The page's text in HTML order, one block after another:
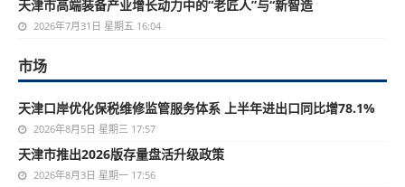
天津市高端装备产业增长动力中的“老匠人”与“新智造
2026年7月31日 星期五 16:04
市场
天津口岸优化保税维修监管服务体系 上半年进出口同比增78.1%
2026年8月5日 星期三 17:57
天津市推出2026版存量盘活升级政策
2026年8月3日 星期一 17:56